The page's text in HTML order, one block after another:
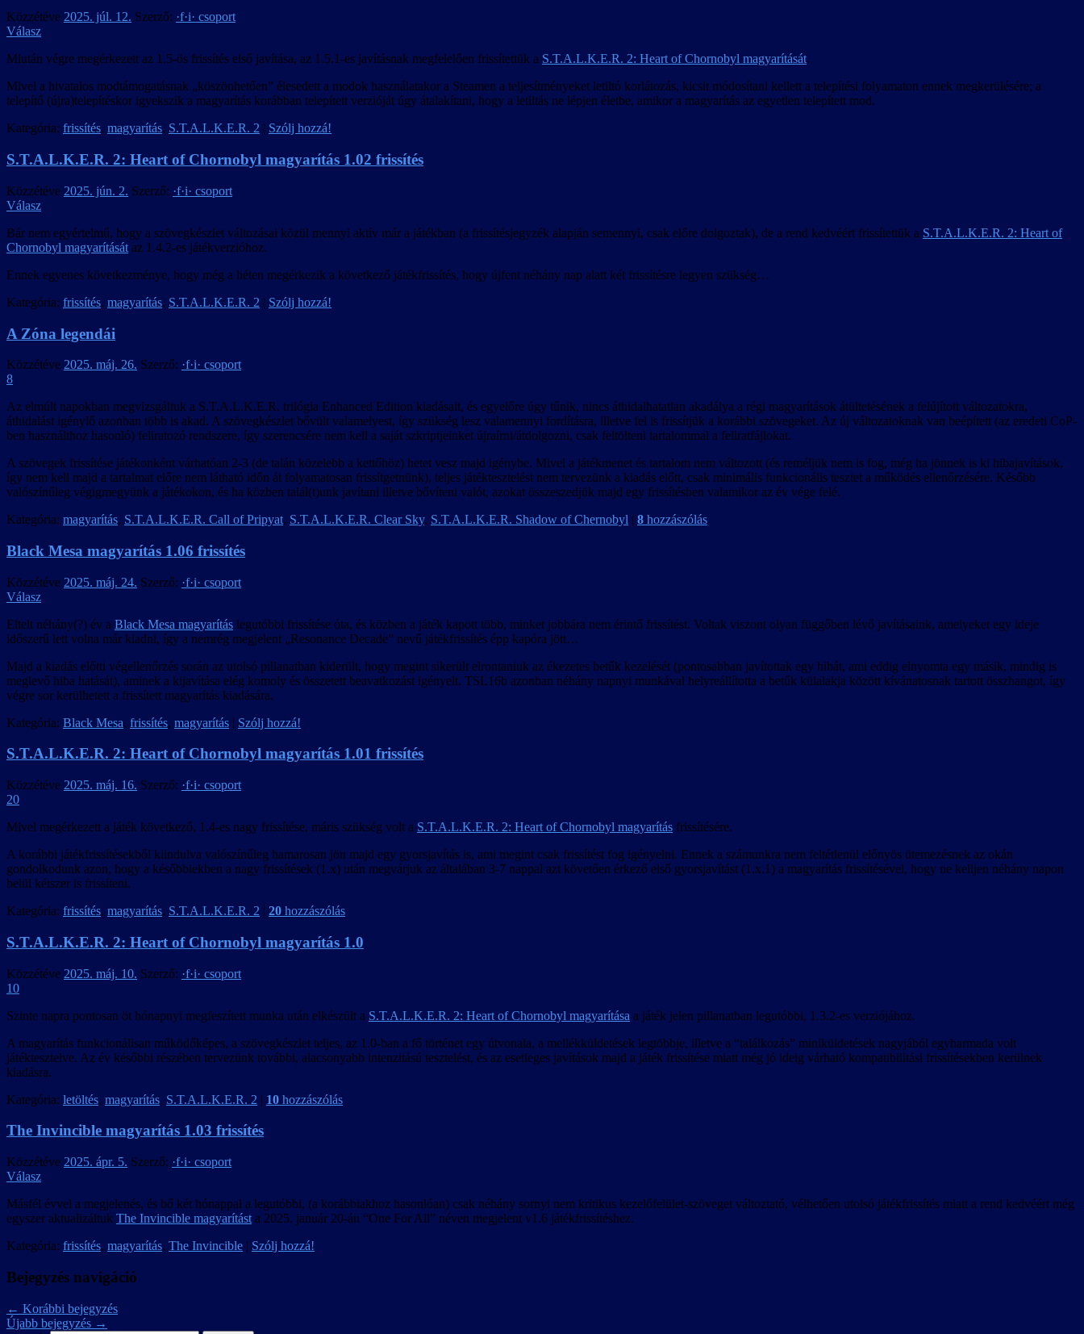
Közzétéve 2025. júl. 12. Szerző: ·f·i· csoport
Válasz
Miután végre megérkezett az 1.5-ös frissítés első javítása, az 1.5.1-es javításnak megfelelően frissítettük a S.T.A.L.K.E.R. 2: Heart of Chornobyl magyarítását.
Mivel a hivatalos modtámogatásnak „köszönhetően” élesedett a modok használatakor a Steamen a teljesítményeket letiltó korlátozás, kicsit módosítani kellett a telepítési folyamaton ennek megkerülésére; a
telepítő (újra)telepítéskor igyekszik a magyarítás korábban telepített verzióját úgy átalakítani, hogy a letiltás ne lépjen életbe, amikor a magyarítás az egyetlen telepített mod.
Kategória: frissítés, magyarítás, S.T.A.L.K.E.R. 2 | Szólj hozzá!
S.T.A.L.K.E.R. 2: Heart of Chornobyl magyarítás 1.02 frissítés
Közzétéve 2025. jún. 2. Szerző: ·f·i· csoport
Válasz
Bár nem egyértelmű, hogy a szövegkészlet változásai közül mennyi aktív már a játékban (a frissítésjegyzék alapján semennyi, csak előre dolgoztak), de a rend kedvéért frissítettük a S.T.A.L.K.E.R. 2: Heart of
Chornobyl magyarítását az 1.4.2-es játékverzióhoz.
Ennek egyenes következménye, hogy még a héten megérkezik a következő játékfrissítés, hogy újfent néhány nap alatt két frissítésre legyen szükség…
Kategória: frissítés, magyarítás, S.T.A.L.K.E.R. 2 | Szólj hozzá!
A Zóna legendái
Közzétéve 2025. máj. 26. Szerző: ·f·i· csoport
8
Az elmúlt napokban megvizsgáltuk a S.T.A.L.K.E.R. trilógia Enhanced Edition kiadásait, és egyelőre úgy tűnik, nincs áthidalhatatlan akadálya a régi magyarítások átültetésének a felújított változatokra,
áthidalást igénylő azonban több is akad. A szövegkészlet bővült valamelyest, így szükség lesz valamennyi fordításra, illetve fel is frissítjük a korábbi szövegeket. Az új változatoknak van beépített (az eredeti CoP-
ben használthoz hasonló) feliratozó rendszere, így szerencsére nem kell a saját szkriptjeinket újraírni/átdolgozni, csak feltölteni tartalommal a feliratfájlokat.
A szövegek frissítése játékonként várhatóan 2-3 (de talán közelebb a kettőhöz) hetet vesz majd igénybe. Mivel a játékmenet és tartalom nem változott (és reméljük nem is fog, még ha jönnek is ki hibajavítások,
így nem kell majd a tartalmat előre nem látható időn át folyamatosan frissítgetnünk), teljes játéktesztelést nem tervezünk a kiadás előtt, csak minimális funkcionális tesztet a működés ellenőrzésére. Később
valószínűleg végigmegyünk a játékokon, és ha közben talál(t)unk javítani illetve bővíteni valót, azokat összeszedjük majd egy frissítésben valamikor az év vége felé.
Kategória: magyarítás, S.T.A.L.K.E.R. Call of Pripyat, S.T.A.L.K.E.R. Clear Sky, S.T.A.L.K.E.R. Shadow of Chernobyl | 8 hozzászólás
Black Mesa magyarítás 1.06 frissítés
Közzétéve 2025. máj. 24. Szerző: ·f·i· csoport
Válasz
Eltelt néhány(?) év a Black Mesa magyarítás legutóbbi frissítése óta, és közben a játék kapott több, minket jobbára nem érintő frissítést. Voltak viszont olyan függőben lévő javításaink, amelyeket egy ideje
időszerű lett volna már kiadni, így a nemrég megjelent „Resonance Decade” nevű játékfrissítés épp kapóra jött…
Majd a kiadás előtti végellenőrzés során az utolsó pillanatban kiderült, hogy megint sikerült elrontaniuk az ékezetes betűk kezelését (pontosabban javítottak egy hibát, ami eddig elnyomta egy másik, mindig is
meglevő hiba hatását), aminek a kijavítása elég komoly és összetett beavatkozást igényelt. TSL16b azonban néhány napnyi munkával helyreállította a betűk külalakja között kívánatosnak tartott összhangot, így
végre sor kerülhetett a frissített magyarítás kiadására.
Kategória: Black Mesa, frissítés, magyarítás | Szólj hozzá!
S.T.A.L.K.E.R. 2: Heart of Chornobyl magyarítás 1.01 frissítés
Közzétéve 2025. máj. 16. Szerző: ·f·i· csoport
20
Mivel megérkezett a játék következő, 1.4-es nagy frissítése, máris szükség volt a S.T.A.L.K.E.R. 2: Heart of Chornobyl magyarítás frissítésére.
A korábbi játékfrissítésekből kiindulva valószínűleg hamarosan jön majd egy gyorsjavítás is, ami megint csak frissítést fog igényelni. Ennek a számunkra nem feltétlenül előnyös ütemezésnek az okán
gondolkodunk azon, hogy a későbbiekben a nagy frissítések (1.x) után megvárjuk az általában 3-7 nappal azt követően érkező első gyorsjavítást (1.x.1) a magyarítás frissítésével, hogy ne kelljen néhány napon
belül kétszer is frissíteni.
Kategória: frissítés, magyarítás, S.T.A.L.K.E.R. 2 | 20 hozzászólás
S.T.A.L.K.E.R. 2: Heart of Chornobyl magyarítás 1.0
Közzétéve 2025. máj. 10. Szerző: ·f·i· csoport
10
Szinte napra pontosan öt hónapnyi megfeszített munka után elkészült a S.T.A.L.K.E.R. 2: Heart of Chornobyl magyarítása a játék jelen pillanatban legutóbbi, 1.3.2-es verziójához.
A magyarítás funkcionálisan működőképes, a szövegkészlet teljes, az 1.0-ban a fő történet egy útvonala, a mellékküldetések legtöbbje, illetve a “találkozás” miniküldetések nagyjából egyharmada volt
játéktesztelve. Az év későbbi részében tervezünk további, alacsonyabb intenzitású tesztelést, és az esetleges javítások majd a játék frissítése miatt még jó ideig várható kompatibilitási frissítésekben kerülnek
kiadásra.
Kategória: letöltés, magyarítás, S.T.A.L.K.E.R. 2 | 10 hozzászólás
The Invincible magyarítás 1.03 frissítés
Közzétéve 2025. ápr. 5. Szerző: ·f·i· csoport
Válasz
Másfél évvel a megjelenés, és bő két hónappal a legutóbbi, (a korábbiakhoz hasonlóan) csak néhány sornyi nem kritikus kezelőfelület-szöveget változtató, vélhetően utolsó játékfrissítés miatt a rend kedvéért még
egyszer aktualizáltuk The Invincible magyarítást a 2025. január 20-án “One For All” néven megjelent v1.6 játékfrissítéshez.
Kategória: frissítés, magyarítás, The Invincible | Szólj hozzá!
Bejegyzés navigáció
← Korábbi bejegyzés
Újabb bejegyzés →